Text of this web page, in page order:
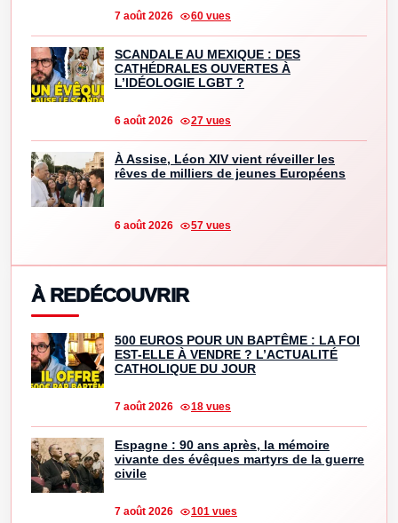
7 août 2026 60 vues
SCANDALE AU MEXIQUE : DES
CATHÉDRALES OUVERTES À
L’IDÉOLOGIE LGBT ?
6 août 2026 27 vues
À Assise, Léon XIV vient réveiller les
rêves de milliers de jeunes Européens
6 août 2026 57 vues
À REDÉCOUVRIR
500 EUROS POUR UN BAPTÊME : LA FOI
EST-ELLE À VENDRE ? L’ACTUALITÉ
CATHOLIQUE DU JOUR
7 août 2026 18 vues
Espagne : 90 ans après, la mémoire
vivante des évêques martyrs de la guerre
civile
7 août 2026 101 vues